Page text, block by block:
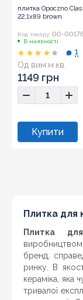
плитка Opoczno
22,1x89 brown
Код товару: 00-
В наявності
Од вим:м.кв.
Розмір:22,1x89
1
1149 грн
Плитка для
Плитка
бренд,
ринку. В
кераміка, яка
тривалої